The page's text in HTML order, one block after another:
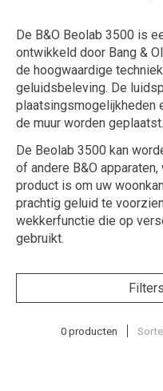
De B&O Beolab 3500 is
ontwikkeld door Bang &
de hoogwaardige
geluidsbeleving. De
plaatsingsmogelijkheden
de muur worden geplaatst.
De Beolab 3500 kan
of andere B&O
product is om uw
prachtig geluid te
wekkerfunctie die op
gebruikt.
0 producten